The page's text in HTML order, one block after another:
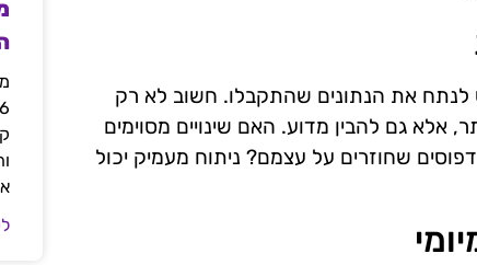
לנתח את הנתונים שהתקבלו. חשוב לא רק
אלא גם להבין מדוע. האם שינויים מסוימים
שחוזרים על עצמם? ניתוח מעמיק יכול